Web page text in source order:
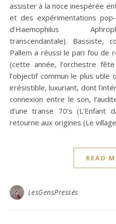
assister à la noce inespérée
et des expérimentations
d’Haemophilus
transcendantale). Bassiste,
Pallem a réussi le pari fou de
(cette année, l’orchestre
l’objectif commun le plus utile
irrésistible, luxuriant, dont
connexion entre le son,
d’une transe 70’s (L’Enfant
retourne aux origines (Le
READ
LesGensPressés